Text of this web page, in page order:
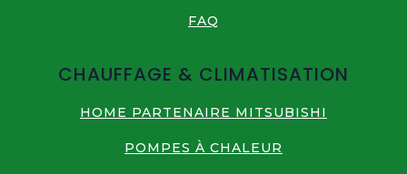
FAQ
CHAUFFAGE & CLIMATISATION
HOME PARTENAIRE MITSUBISHI
POMPES À CHALEUR